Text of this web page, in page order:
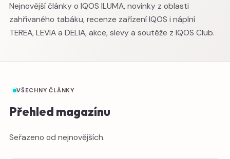
Nejnovější články o IQOS ILUMA, novinky z oblasti
zahřívaného tabáku, recenze zařízení IQOS i náplní
TEREA, LEVIA a DELIA, akce, slevy a soutěže z IQOS Club.
VŠECHNY ČLÁNKY
Přehled magazínu
Seřazeno od nejnovějších.